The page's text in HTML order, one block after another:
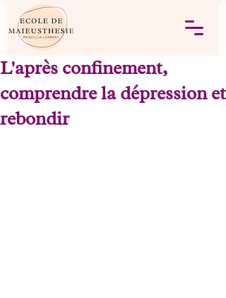
L'après confinement,
comprendre la dépression et
rebondir